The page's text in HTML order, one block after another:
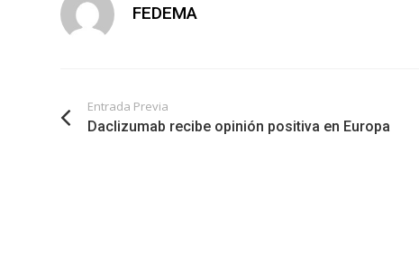
FEDEMA
Entrada Previa
Daclizumab recibe opinión positiva en Europa